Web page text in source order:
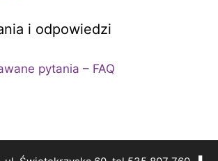
i odpowiedzi
pytania – FAQ